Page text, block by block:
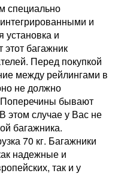
специально
и
установка и
этот багажник
Перед покупкой
между рейлингами в
не должно
бывают
этом случае у Вас не
багажника.
70 кг. Багажники
надежные и
так и у